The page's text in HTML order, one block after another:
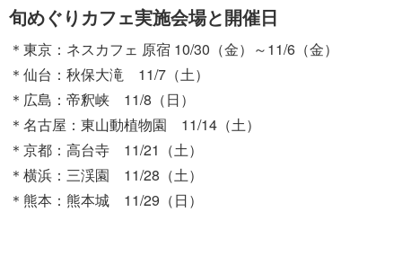
旬めぐりカフェ実施会場と開催日
＊東京：ネスカフェ 原宿 10/30（金）～11/6（金）
＊仙台：秋保大滝 11/7（土）
＊広島：帝釈峡 11/8（日）
＊名古屋：東山動植物園 11/14（土）
＊京都：高台寺 11/21（土）
＊横浜：三渓園 11/28（土）
＊熊本：熊本城 11/29（日）